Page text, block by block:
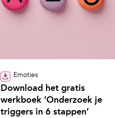
Emoties
Download het gratis
werkboek ‘Onderzoek je
triggers in 6 stappen’